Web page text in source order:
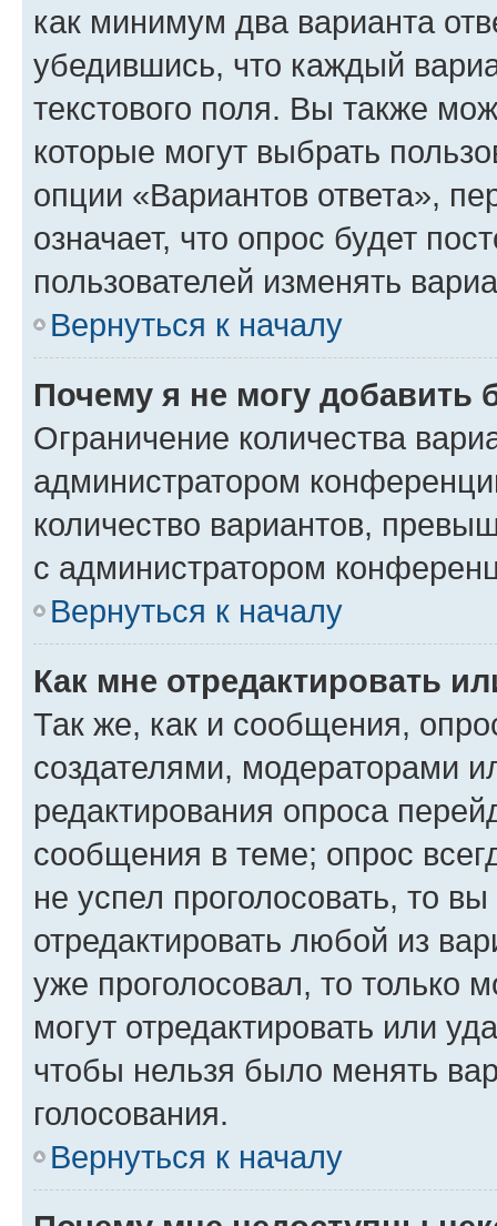
как минимум два варианта
убедившись, что каждый
текстового поля. Вы также
которые могут выбрать
опции «Вариантов ответа»,
означает, что опрос будет
пользователей изменять
Вернуться к началу
Почему я не могу добавить
Ограничение количества
администратором
количество вариантов,
с администратором
Вернуться к началу
Как мне отредактировать
Так же, как и сообщения,
создателями, модераторами
редактирования опроса
сообщения в теме; опрос
не успел проголосовать, то
отредактировать любой из
уже проголосовал, то только
могут отредактировать или
чтобы нельзя было менять
голосования.
Вернуться к началу